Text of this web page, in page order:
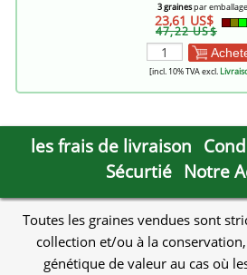
3 grainespar emballage
23,61 US$
47,22 US$
[incl. 10% TVA excl.
les frais de livraison
Sécurtié Notre
Toutes les graines vendues sont
collection et/ou à la
génétique de valeur au cas où